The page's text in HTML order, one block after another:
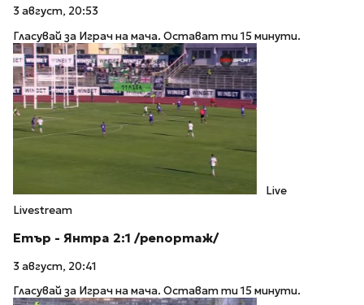
3 август, 20:53
Гласувай за Играч на мача. Остават ти 15 минути.
Live
Livestream
Етър - Янтра 2:1 /репортаж/
3 август, 20:41
Гласувай за Играч на мача. Остават ти 15 минути.